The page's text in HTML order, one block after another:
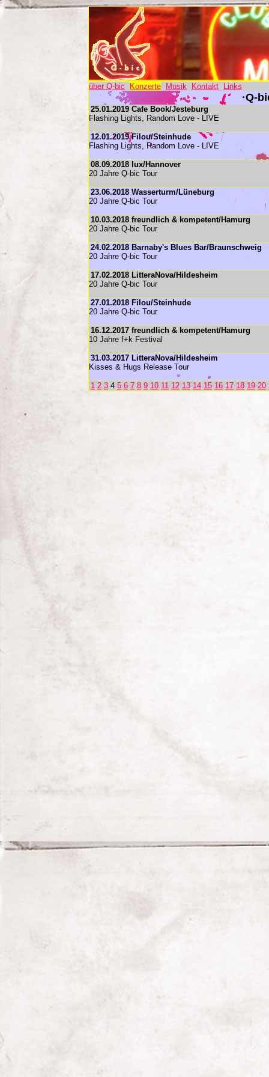
über Q-bic Konzerte Musik Kontakt Links
·Q-
25.01.2019 Cafe Book/Jesteburg
Flashing Lights, Random Love - LIVE
12.01.2019 Filou/Steinhude
Flashing Lights, Random Love - LIVE
08.09.2018 lux/Hannover
20 Jahre Q-bic Tour
23.06.2018 Wasserturm/Lüneburg
20 Jahre Q-bic Tour
10.03.2018 freundlich & kompetent/Hamurg
20 Jahre Q-bic Tour
24.02.2018 Barnaby's Blues Bar/Braunschweig
20 Jahre Q-bic Tour
17.02.2018 LitteraNova/Hildesheim
20 Jahre Q-bic Tour
27.01.2018 Filou/Steinhude
20 Jahre Q-bic Tour
16.12.2017 freundlich & kompetent/Hamurg
10 Jahre f+k Festival
31.03.2017 LitteraNova/Hildesheim
Kisses & Hugs Release Tour
1 2 3 4 5 6 7 8 9 10 11 12 13 14 15 16 17 18 19 20